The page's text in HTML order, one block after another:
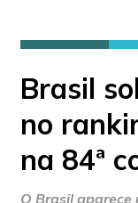
Brasil
no
na 84ª
O Brasil aparece